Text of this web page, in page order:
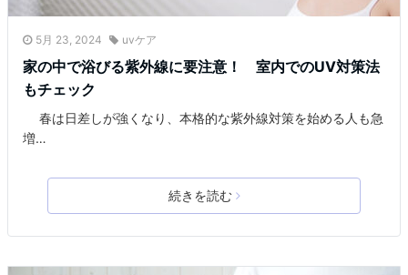
5月 23, 2024 uvケア
家の中で浴びる紫外線に要注意！ 室内でのUV対策法
もチェック
春は日差しが強くなり、本格的な紫外線対策を始める人も急
増…
続きを読む